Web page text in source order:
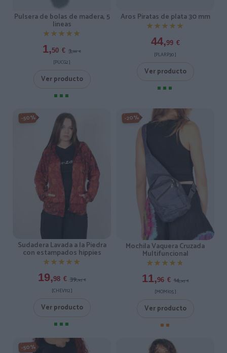
Pulsera de bolas de madera, 5
lineas
★★★★★
★★★★★
1,50 € 3,00 €
[PUCG2 ]
Ver producto
Aros Piratas de plata 30 mm
★★★★★
★★★★★
44,99 €
[PLARP30 ]
Ver producto
-50%
Sudadera Lavada a la Piedra
con estampados hippies
★★★★★
★★★★★
19,98 € 39,95 €
[CHEV112 ]
Ver producto
-20%
Mochila Vaquera Cruzada
Multifuncional
★★★★★
★★★★★
11,96 € 14,95 €
[MOMI05 ]
Ver producto
-50%